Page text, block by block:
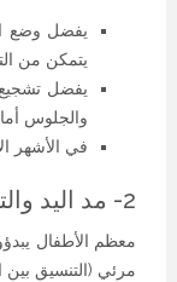
يفضل وضع
يتمكن من
يفضل
والجلوس
في الأشهر
2- مد اليد والتمسك
مرئي (التنسيق بين